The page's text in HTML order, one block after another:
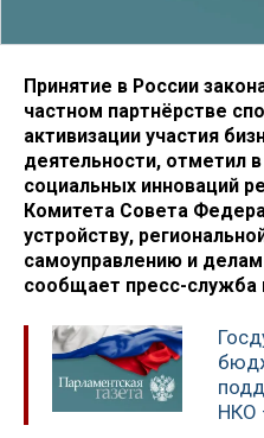
Принятие в России
частном партнёрстве
активизации участия
деятельности, отметил
социальных инноваций
Комитета Совета
устройству,
самоуправлению и
сообщает пресс-служба
НКО